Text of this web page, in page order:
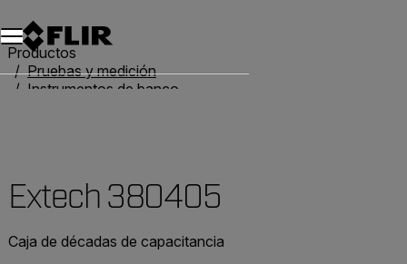
Productos
Pruebas y medición
Instrumentos de banco
Extech 380405
Caja de décadas de capacitancia